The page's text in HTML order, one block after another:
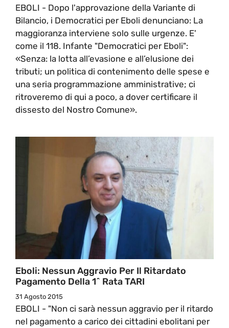
EBOLI - Dopo l'approvazione della Variante di
Bilancio, i Democratici per Eboli denunciano: La
maggioranza interviene solo sulle urgenze. E'
come il 118. Infante "Democratici per Eboli":
«Senza: la lotta all’evasione e all’elusione dei
tributi; un politica di contenimento delle spese e
una seria programmazione amministrative; ci
ritroveremo di qui a poco, a dover certificare il
dissesto del Nostro Comune».
Eboli: Nessun Aggravio Per Il Ritardato
Pagamento Della 1^ Rata TARI
31 Agosto 2015
EBOLI - "Non ci sarà nessun aggravio per il ritardo
nel pagamento a carico dei cittadini ebolitani per